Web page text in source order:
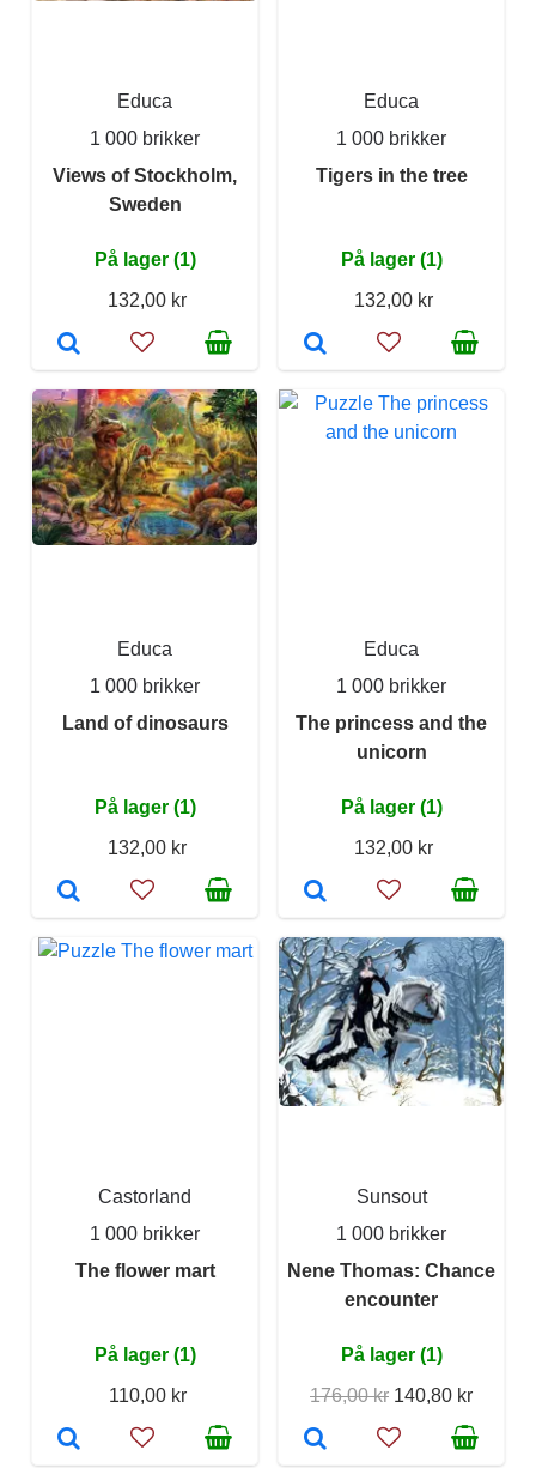
Educa
1 000 brikker
Views of Stockholm,
Sweden
På lager (1)
132,00 kr
Educa
1 000 brikker
Tigers in the tree
På lager (1)
132,00 kr
Educa
1 000 brikker
Land of dinosaurs
På lager (1)
132,00 kr
Educa
1 000 brikker
The princess and the
unicorn
På lager (1)
132,00 kr
Castorland
1 000 brikker
The flower mart
På lager (1)
110,00 kr
Sunsout
1 000 brikker
Nene Thomas: Chance
encounter
På lager (1)
176,00 kr 140,80 kr